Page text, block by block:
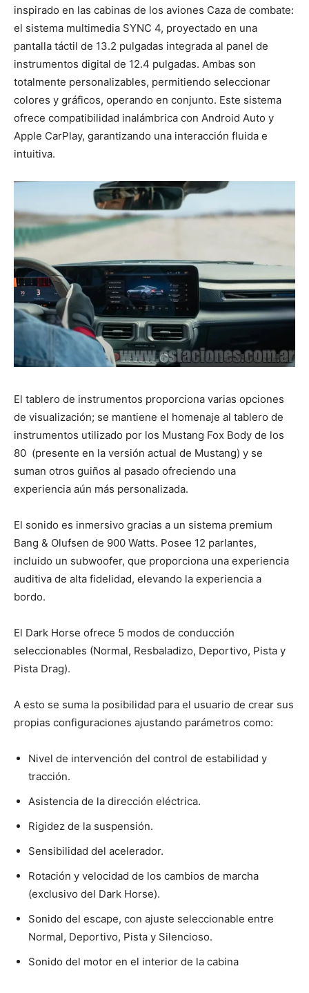
inspirado en las cabinas de los aviones Caza de combate:
el sistema multimedia SYNC 4, proyectado en una
pantalla táctil de 13.2 pulgadas integrada al panel de
instrumentos digital de 12.4 pulgadas. Ambas son
totalmente personalizables, permitiendo seleccionar
colores y gráficos, operando en conjunto. Este sistema
ofrece compatibilidad inalámbrica con Android Auto y
Apple CarPlay, garantizando una interacción fluida e
intuitiva.
El tablero de instrumentos proporciona varias opciones
de visualización; se mantiene el homenaje al tablero de
instrumentos utilizado por los Mustang Fox Body de los
80 (presente en la versión actual de Mustang) y se
suman otros guiños al pasado ofreciendo una
experiencia aún más personalizada.
El sonido es inmersivo gracias a un sistema premium
Bang & Olufsen de 900 Watts. Posee 12 parlantes,
incluido un subwoofer, que proporciona una experiencia
auditiva de alta fidelidad, elevando la experiencia a
bordo.
El Dark Horse ofrece 5 modos de conducción
seleccionables (Normal, Resbaladizo, Deportivo, Pista y
Pista Drag).
A esto se suma la posibilidad para el usuario de crear sus
propias configuraciones ajustando parámetros como:
Nivel de intervención del control de estabilidad y
tracción.
Asistencia de la dirección eléctrica.
Rigidez de la suspensión.
Sensibilidad del acelerador.
Rotación y velocidad de los cambios de marcha
(exclusivo del Dark Horse).
Sonido del escape, con ajuste seleccionable entre
Normal, Deportivo, Pista y Silencioso.
Sonido del motor en el interior de la cabina